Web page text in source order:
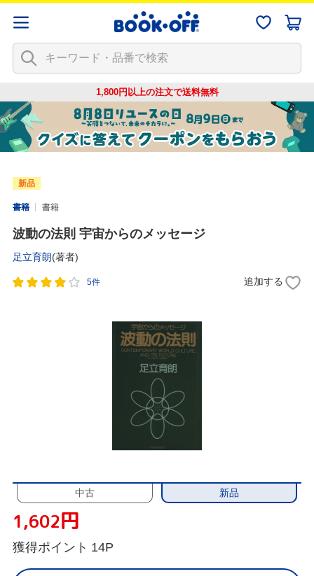
1,800円以上の注文で送料無料
新品
書籍 書籍
波動の法則 宇宙からのメッセージ
足立育朗(著者)
5件 追加する
中古 新品
1,602円
獲得ポイント 14P